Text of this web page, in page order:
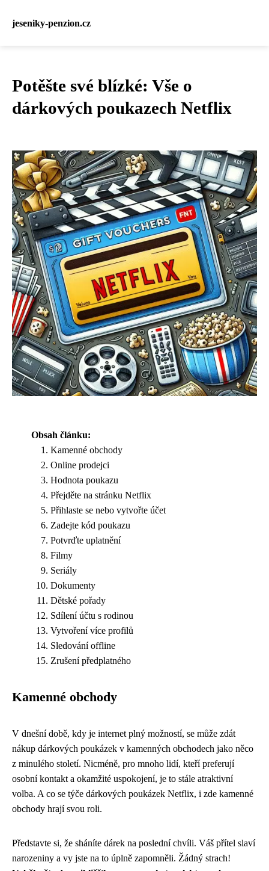
jeseniky-penzion.cz
Potěšte své blízké: Vše o
dárkových poukazech Netflix
Obsah článku:
Kamenné obchody
Online prodejci
Hodnota poukazu
Přejděte na stránku Netflix
Přihlaste se nebo vytvořte účet
Zadejte kód poukazu
Potvrďte uplatnění
Filmy
Seriály
Dokumenty
Dětské pořady
Sdílení účtu s rodinou
Vytvoření více profilů
Sledování offline
Zrušení předplatného
Kamenné obchody
V dnešní době, kdy je internet plný možností, se může zdát
nákup dárkových poukázek v kamenných obchodech jako něco
z minulého století. Nicméně, pro mnoho lidí, kteří preferují
osobní kontakt a okamžité uspokojení, je to stále atraktivní
volba. A co se týče dárkových poukázek Netflix, i zde kamenné
obchody hrají svou roli.
Představte si, že sháníte dárek na poslední chvíli. Váš přítel slaví
narozeniny a vy jste na to úplně zapomněli. Žádný strach!